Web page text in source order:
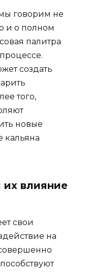
говорим не
и о полном
палитра
создать
того,
новые
кальяна
их влияние
свои
на